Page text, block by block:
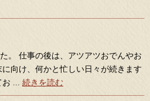
。 仕事の後は、アツアツおでんやお
向け、何かと忙しい日々が続きます
... 続きを読む